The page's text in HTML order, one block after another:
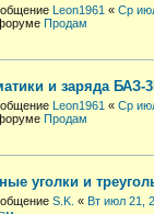
Leon1961 « Ср
Продам
и заряда БАЗ-
Leon1961 « Ср
Продам
уголки и
S.K. « Вт июл 21,